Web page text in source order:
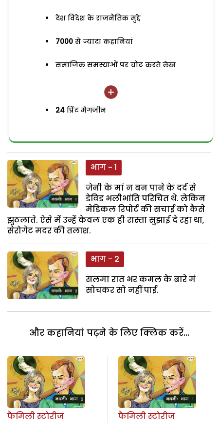
देश विदेश के राजनैतिक मुद्दे
7000 से ज्यादा कहानियां
समाजिक समस्याओं पर चोट करते लेख
24 प्रिंट मैगजीन
भाग - 1
जेनी के मां न बन पाने के दर्द से
डेविड भलीभांति परिचित थे. लेकिन
मेडिकल रिपोर्ट की सचाई को कैसे
झुठलाते. ऐसे में उन्हें केवल एक ही रास्ता सुझाई दे रहा था,
सेरोगेट मदर की तलाश.
भाग - 2
सलमा रात भर कमल के बारे मं
सोचकर सो नहीं पाई.
और कहानियां पढ़ने के लिए क्लिक करें...
फैमिली स्टोरीज
फैमिली स्टोरीज